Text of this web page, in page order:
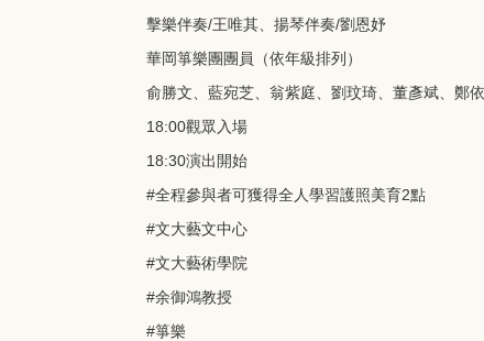
擊樂伴奏/王唯其、揚琴伴奏/劉恩妤
華岡箏樂團團員（依年級排列）
俞勝文、藍宛芝、翁紫庭、劉玟琦、董彥斌、鄭
18:00觀眾入場
18:30演出開始
#全程參與者可獲得全人學習護照美育2點
#文大藝文中心
#文大藝術學院
#余御鴻教授
#箏樂